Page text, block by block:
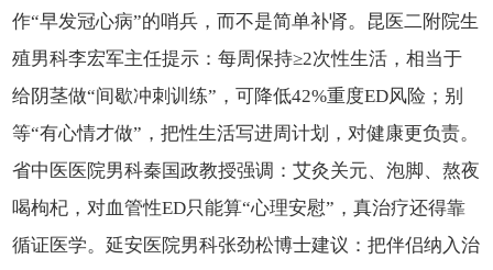
作“早发冠心病”的哨兵，而不是简单补肾。昆医二附院生
殖男科李宏军主任提示：每周保持≥2次性生活，相当于
给阴茎做“间歇冲刺训练”，可降低42%重度ED风险；别
等“有心情才做”，把性生活写进周计划，对健康更负责。
省中医医院男科秦国政教授强调：艾灸关元、泡脚、熬夜
喝枸杞，对血管性ED只能算“心理安慰”，真治疗还得靠
循证医学。延安医院男科张劲松博士建议：把伴侣纳入治